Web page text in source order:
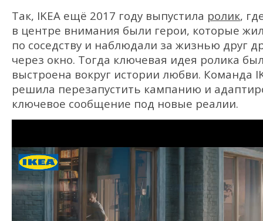
Так, IKEA ещё 2017 году выпустила ролик,
в центре внимания были герои, которые
по соседству и наблюдали за жизнью друг
через окно. Тогда ключевая идея ролика
выстроена вокруг истории любви. Команда
решила перезапустить кампанию и
ключевое сообщение под новые реалии.